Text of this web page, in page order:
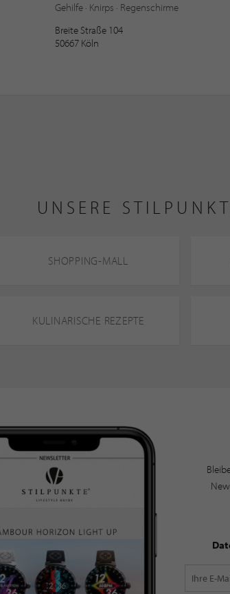
Gehilfe · Knirps · Regenschirme
Breite Straße 104
50667 Köln
UNSERE
SHOPPING-MALL
KULINARISCHE REZEPTE